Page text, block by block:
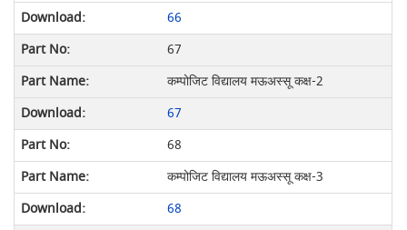
66
67
कम्पोजिट विद्यालय मऊअस्सू कक्ष-2
67
68
कम्पोजिट विद्यालय मऊअस्सू कक्ष-3
68